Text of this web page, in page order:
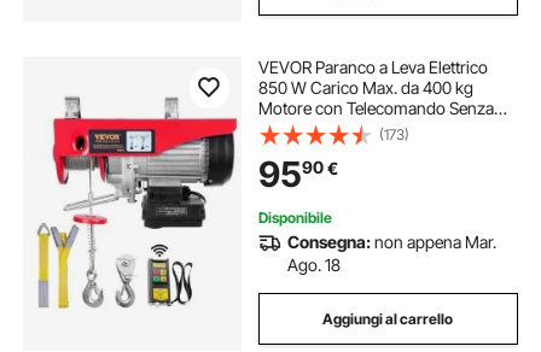
VEVOR Paranco a Leva Elettrico
850 W Carico Max. da 400 kg
Motore con Telecomando Senza
Filo Distanza da 10m, Paranco
Elettrico a Leva per Sollevamento
Carico Velocità 10 m/min Altezza
12m
(173)
9590€
Disponibile
Consegna:non appena Mar.
Ago. 18
Aggiungi al carrello